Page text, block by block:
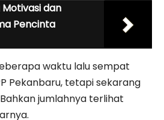
Motivasi dan
Pencinta
waktu lalu sempat
Pekanbaru, tetapi sekarang
jumlahnya terlihat